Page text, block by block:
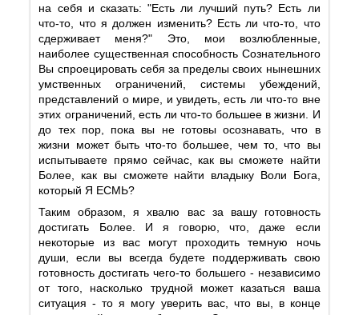
на себя и сказать: "Есть ли лучший путь? Есть ли
что-то, что я должен изменить? Есть ли что-то, что
сдерживает меня?" Это, мои возлюбленные,
наиболее существенная способность Сознательного
Вы спроецировать себя за пределы своих нынешних
умственных ограничений, системы убеждений,
представлений о мире, и увидеть, есть ли что-то вне
этих ограничений, есть ли что-то большее в жизни. И
до тех пор, пока вы не готовы осознавать, что в
жизни может быть что-то большее, чем то, что вы
испытываете прямо сейчас, как вы сможете найти
Более, как вы сможете найти владыку Воли Бога,
который Я ЕСМЬ?
Таким образом, я хвалю вас за вашу готовность
достигать Более. И я говорю, что, даже если
некоторые из вас могут проходить темную ночь
души, если вы всегда будете поддерживать свою
готовность достигать чего-то большего - независимо
от того, насколько трудной может казаться ваша
ситуация - то я могу уверить вас, что вы, в конце